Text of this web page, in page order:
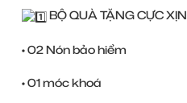
BỘ QUÀ TẶNG CỰC XỊN
• 02 Nón bảo hiểm
• 01 móc khoá